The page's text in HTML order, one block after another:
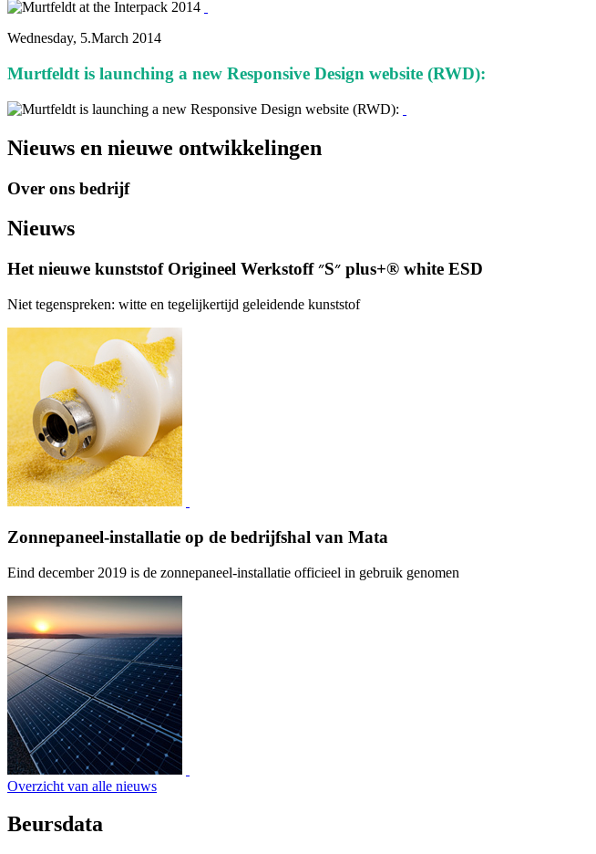
Wednesday, 5.March 2014
Murtfeldt is launching a new Responsive Design website (RWD):
Nieuws en nieuwe ontwikkelingen
Over ons bedrijf
Nieuws
Het nieuwe kunststof Origineel Werkstoff ״S״ plus+® white ESD
Niet tegenspreken: witte en tegelijkertijd geleidende kunststof
Zonnepaneel-installatie op de bedrijfshal van Mata
Eind december 2019 is de zonnepaneel-installatie officieel in gebruik genomen
Overzicht van alle nieuws
Beursdata